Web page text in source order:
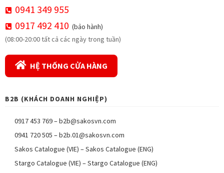
0941 349 955
0917 492 410 (bảo hành)
(08:00-20:00 tất cả các ngày trong tuần)
HỆ THỐNG CỬA HÀNG
B2B (KHÁCH DOANH NGHIỆP)
0917 453 769–b2b@sakosvn.com
0941 720 505 –b2b.01@sakosvn.com
Sakos Catalogue (VIE) –Sakos Catalogue (ENG)
Stargo Catalogue (VIE) –Stargo Catalogue (ENG)